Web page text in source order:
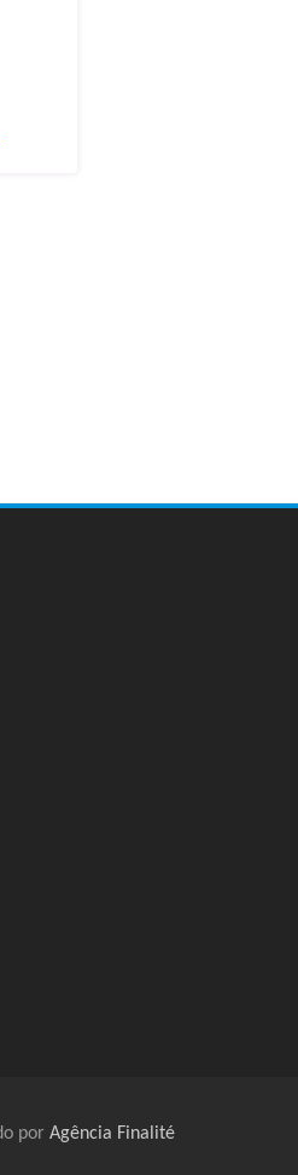
por Agência Finalité